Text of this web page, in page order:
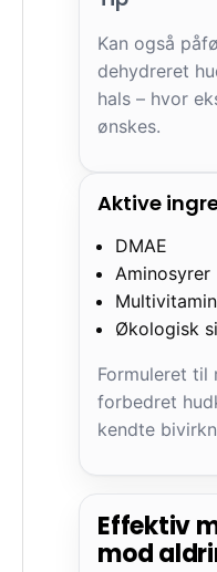
Kan også
dehydreret
hals – hvor
ønskes.
Aktive
DMAE
Aminosyrer
Økologisk
Formuleret til
forbedret
kendte
Effektiv
mod